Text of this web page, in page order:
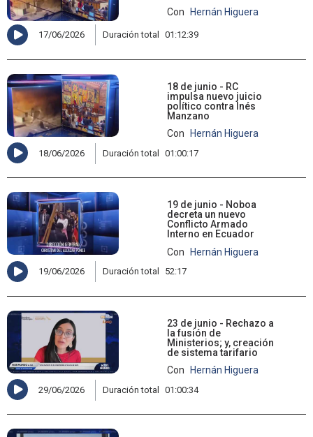
Con Hernán Higuera
17/06/2026 Duración total 01:12:39
18 de junio - RC
impulsa nuevo juicio
político contra Inés
Manzano
Con
Hernán Higuera
18/06/2026 Duración total 01:00:17
19 de junio - Noboa
decreta un nuevo
Conflicto Armado
Interno en Ecuador
Con
Hernán Higuera
19/06/2026 Duración total 52:17
23 de junio - Rechazo a
la fusión de
Ministerios; y, creación
de sistema tarifario
Con
Hernán Higuera
29/06/2026 Duración total 01:00:34